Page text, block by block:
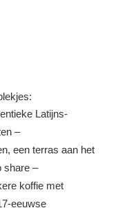
Latijns-
–
een terras aan het
share –
koffie met
eeuwse